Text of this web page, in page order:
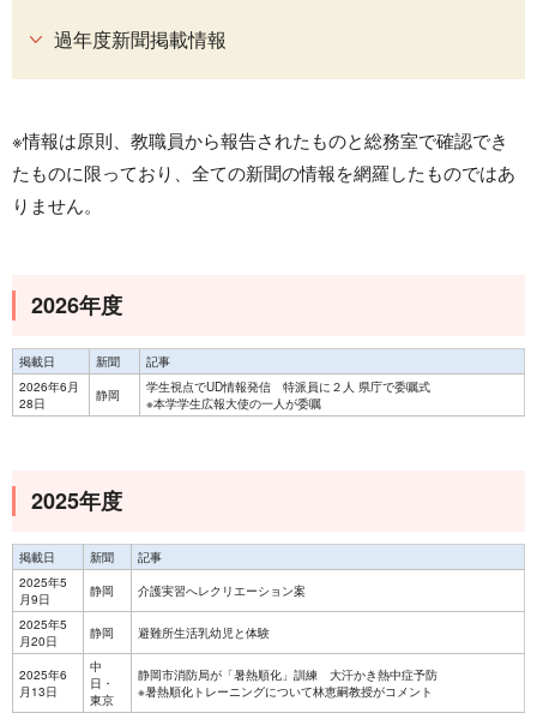
過年度新聞掲載情報
※情報は原則、教職員から報告されたものと総務室で確認でき
たものに限っており、全ての新聞の情報を網羅したものではあ
りません。
2026年度
掲載日 新聞
記事
2026年6月
28日
静岡
学生視点でUD情報発信 特派員に２人 県庁で委嘱式
※本学学生広報大使の一人が委嘱
2025年度
掲載日 新聞
記事
2025年5
月9日
静岡
介護実習へレクリエーション案
2025年5
月20日
静岡 避難所生活乳幼児と体験
2025年6
月13日
中
日・
東京
静岡市消防局が「暑熱順化」訓練 大汗かき熱中症予防
※暑熱順化トレーニングについて林恵嗣教授がコメント